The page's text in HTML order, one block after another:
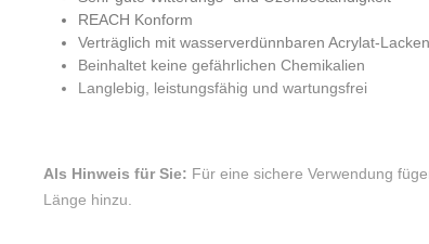
REACH Konform
Verträglich mit wasserverdünnbaren Acrylat-
Beinhaltet keine gefährlichen Chemikalien
Langlebig, leistungsfähig und wartungsfrei
Als Hinweis für Sie: Für eine sichere Verwendung
Länge hinzu.